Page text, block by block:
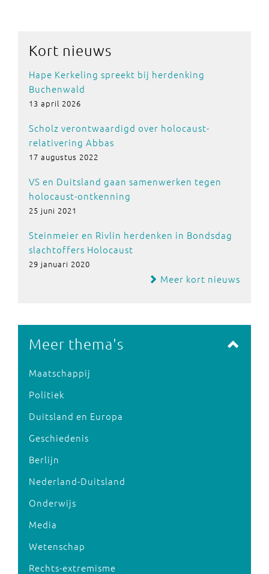
Kort nieuws
Hape Kerkeling spreekt bij herdenking
Buchenwald
13 april 2026
Scholz verontwaardigd over holocaust-
relativering Abbas
17 augustus 2022
VS en Duitsland gaan samenwerken tegen
holocaust-ontkenning
25 juni 2021
Steinmeier en Rivlin herdenken in Bondsdag
slachtoffers Holocaust
29 januari 2020
Meer kort nieuws
Meer thema's
Maatschappij
Politiek
Duitsland en Europa
Geschiedenis
Berlijn
Nederland-Duitsland
Onderwijs
Media
Wetenschap
Rechts-extremisme